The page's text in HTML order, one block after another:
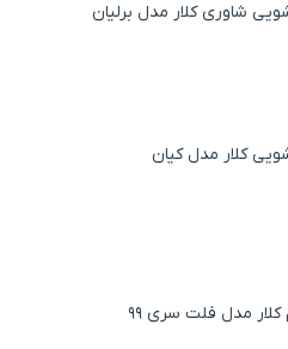
شاوری کلار مدل برلیان
کلار مدل کیان
مدل فلت سری 99